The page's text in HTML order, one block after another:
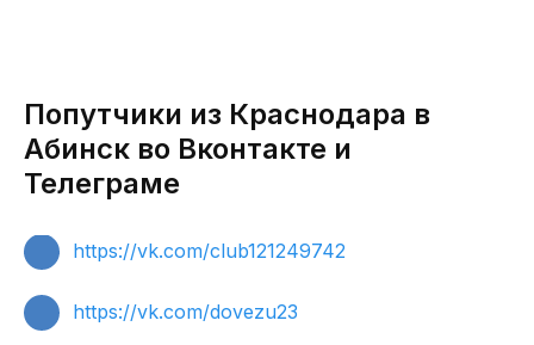
Попутчики из Краснодара в
Абинск во Вконтакте и
Телеграме
https://vk.com/club121249742
https://vk.com/dovezu23